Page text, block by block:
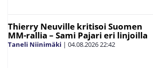
Thierry Neuville kritisoi Suomen
MM-rallia – Sami Pajari eri linjoilla
Taneli Niinimäki | 04.08.202622:42